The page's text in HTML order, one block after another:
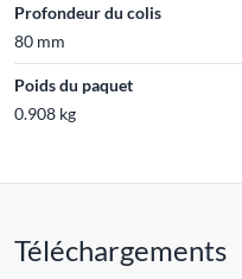
Profondeur du colis
80 mm
Poids du paquet
0.908 kg
Téléchargements